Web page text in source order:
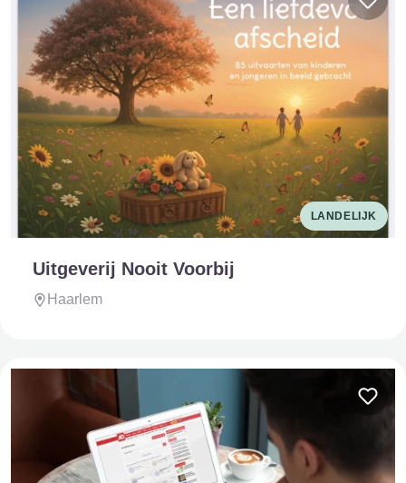
LANDELIJK
Uitgeverij Nooit Voorbij
Haarlem